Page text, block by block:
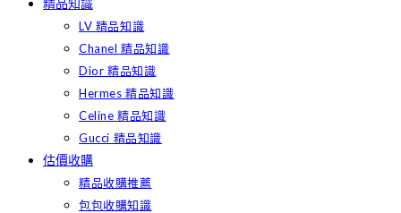
精品知識
LV 精品知識
Chanel 精品知識
Dior 精品知識
Hermes 精品知識
Celine 精品知識
Gucci 精品知識
估價收購
精品收購推薦
包包收購知識